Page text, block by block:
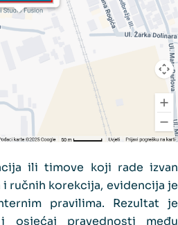
ili timove koji rade izvan
ručnih korekcija, evidencija je
pravilima. Rezultat je
osjećaj pravednosti među